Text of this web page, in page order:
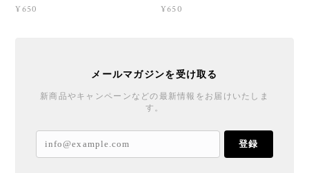
¥650 ¥650
メールマガジンを受け取る
新商品やキャンペーンなどの最新情報をお届けいたしま
す。
登録